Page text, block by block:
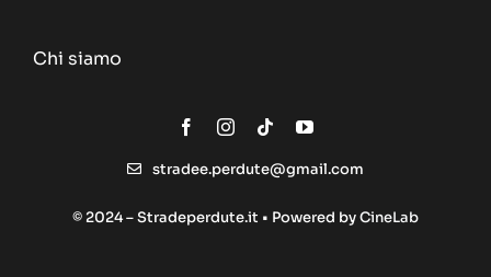
Chi siamo
stradee.perdute@gmail.com
© 2024 – Stradeperdute.it • Powered byCineLab